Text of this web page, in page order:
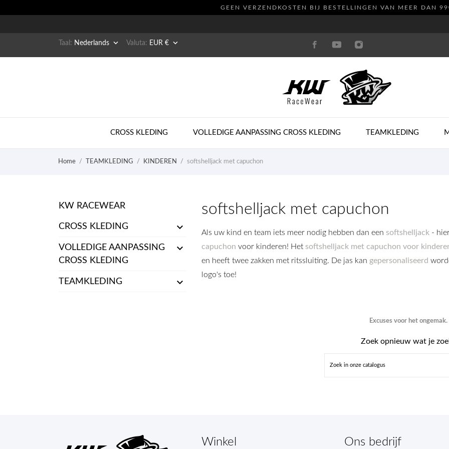
GEEN VERZENDKOSTEN BIJ BESTELLINGEN VAN MEER DAN
Taal: Nederlands  Valuta: EUR € 
CROSS KLEDING VOLLEDIGE AANPASSING CROSS KLEDING TEAMKLEDING
Home TEAMKLEDING KINDEREN softshelljack met capuchon
KW RACEWEAR
CROSS KLEDING 
VOLLEDIGE AANPASSING
CROSS KLEDING

TEAMKLEDING 
softshelljack met capuchon
Als uw kind en team iets meer nodig hebben dan een softshelljack -
capuchon voor kinderen! Het softshelljack met capuchon voor
en heeft twee zakken met ritssluiting. De jas kan gepersonaliseerd
logo's toe!
Excuses voor het ongemak.
Zoek opnieuw wat je
Winkel Ons bedrijf